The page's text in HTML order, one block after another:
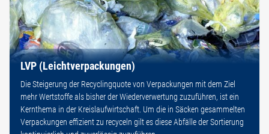
LVP (Leichtverpackungen)
Die Steigerung der Recyclingquote von Verpackungen mit dem Ziel
mehr Wertstoffe als bisher der Wiederverwertung zuzuführen, ist ein
Kernthema in der Kreislaufwirtschaft. Um die in Säcken gesammelten
Verpackungen effizient zu recyceln gilt es diese Abfälle der Sortierung